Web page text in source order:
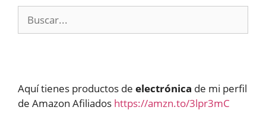
Aquí tienes productos de electrónica de mi perfil
de Amazon Afiliados https://amzn.to/3lpr3mC